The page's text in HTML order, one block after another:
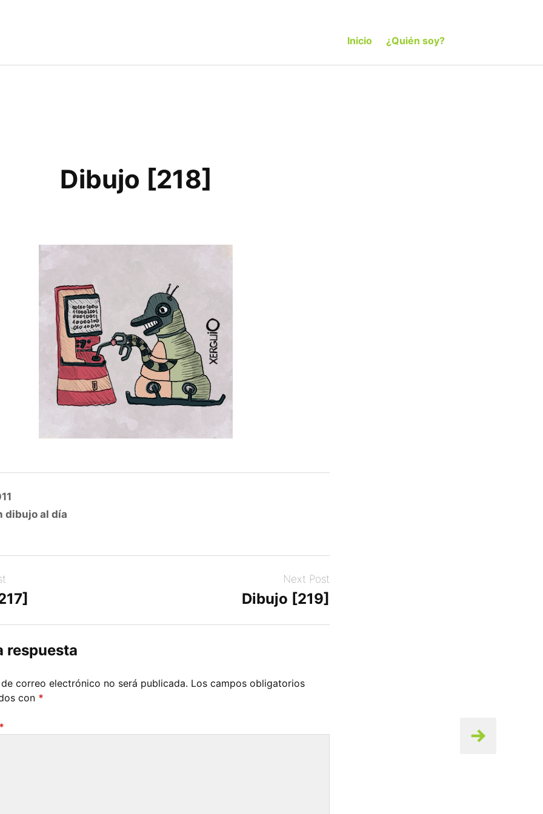
Inicio ¿Quién soy?
Dibujo [218]
dibujo al día
Next Post
Dibujo [219]
respuesta
correo electrónico no será publicada. Los campos obligatorios
con *
*